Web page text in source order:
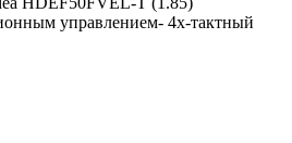
управлением- 4х-тактный